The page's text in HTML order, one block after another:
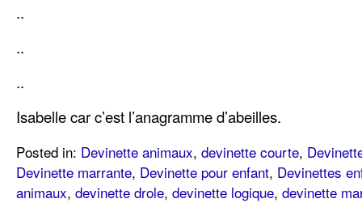
..
..
..
Isabelle car c’est l’anagramme d’abeilles.
Posted in: Devinette animaux, devinette courte,
Devinette marrante, Devinette pour enfant, Devinettes
animaux, devinette drole, devinette logique, devinette